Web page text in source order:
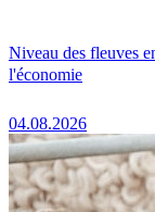
Niveau des fleuves
l'économie
04.08.2026